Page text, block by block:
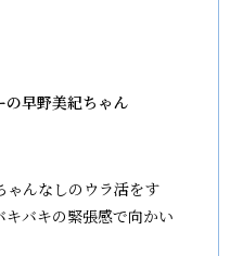
早野美紀ちゃん
ゃんなしのウラ活をす
キバキの緊張感で向かい